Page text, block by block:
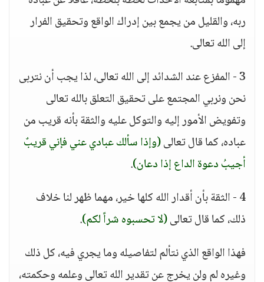
ربه، والقليل من يجمع بين إدراك الواقع وتحقيق الفرار
إلى الله تعالى.
3 - المفزع عند الشدائد إلى الله تعالى، لذا يجب أن نتربى
نحن ونربي المجتمع على تحقيق التعلق بالله تعالى
وتفويض الأمور إليه والتوكل عليه والثقة بأنه قريب من
عباده، كما قال تعالى(وإذا سألك عبادي عني فإني قريبٌ
أجيبُ دعوة الداع إذا دعان).
4 - الثقة بأن أقدار الله كلها خير، مهما ظهر لنا خلاف
ذلك، كما قال تعالى(لا تحسبوه شراً لكم).
فهذا الواقع الذي نتألم لتفاصيله وما يجري فيه، كل ذلك
وغيره لم ولن يخرج عن تقدير الله تعالى وعلمه وحكمته،